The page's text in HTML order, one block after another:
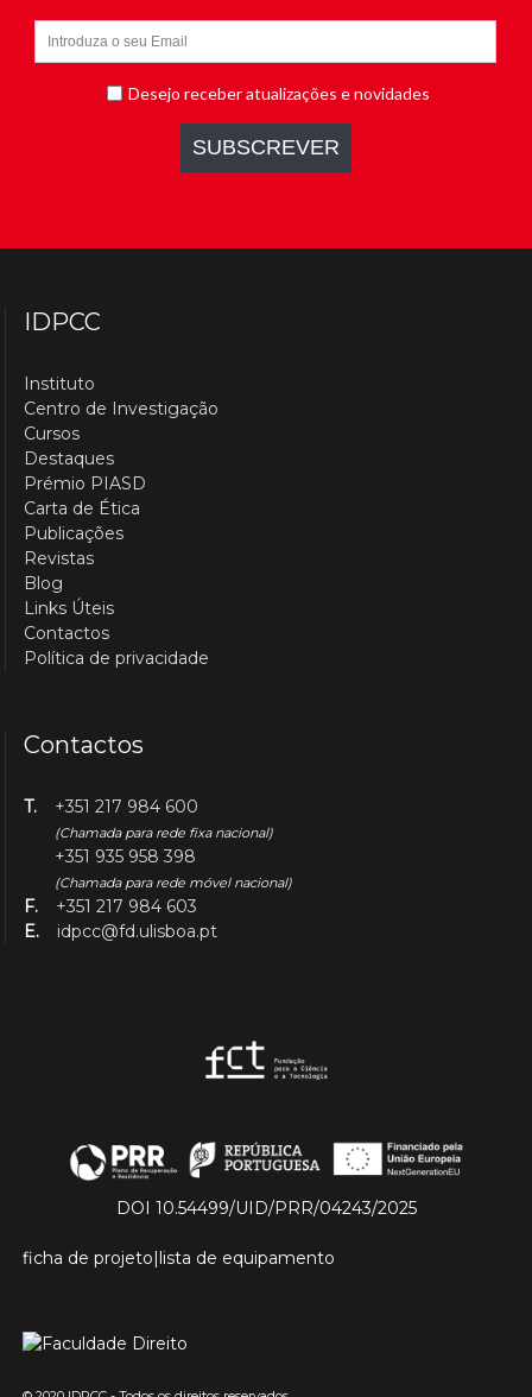
IDPCC
Instituto
Centro de Investigação
Cursos
Destaques
Prémio PIASD
Carta de Ética
Publicações
Revistas
Blog
Links Úteis
Contactos
Política de privacidade
Contactos
T. +351 217 984 600
(Chamada para rede fixa nacional)
+351 935 958 398
(Chamada para rede móvel nacional)
F.
+351 217 984 603
E.
idpcc@fd.ulisboa.pt
DOI 10.54499/UID/PRR/04243/2025
ficha de projeto|lista de equipamento